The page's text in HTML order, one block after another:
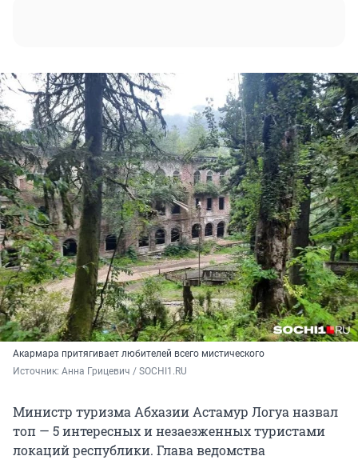
Акармара притягивает любителей всего мистического
Источник: Анна Грицевич / SOCHI1.RU
Министр туризма Абхазии Астамур Логуа назвал
топ — 5 интересных и незаезженных туристами
локаций республики. Глава ведомства